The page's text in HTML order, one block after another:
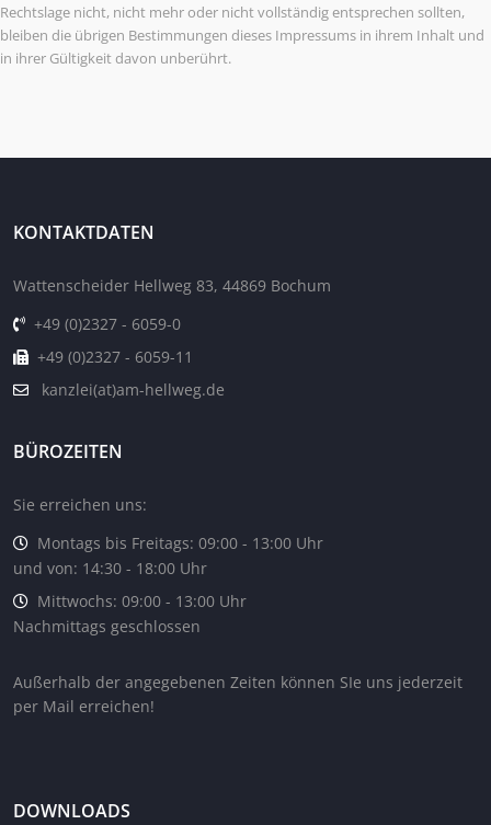
Rechtslage nicht, nicht mehr oder nicht vollständig entsprechen sollten,
bleiben die übrigen Bestimmungen dieses Impressums in ihrem Inhalt und
in ihrer Gültigkeit davon unberührt.
KONTAKTDATEN
Wattenscheider Hellweg 83, 44869 Bochum
+49 (0)2327 - 6059-0
+49 (0)2327 - 6059-11
kanzlei(at)am-hellweg.de
BÜROZEITEN
Sie erreichen uns:
Montags bis Freitags: 09:00 - 13:00 Uhr
und von: 14:30 - 18:00 Uhr
Mittwochs: 09:00 - 13:00 Uhr
Nachmittags geschlossen
Außerhalb der angegebenen Zeiten können SIe uns jederzeit
per Mail erreichen!
DOWNLOADS